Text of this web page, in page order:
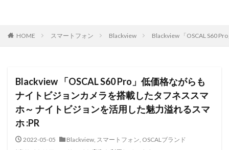
HOME スマートフォン Blackview Blackview 「OSCAL S60
Blackview 「OSCAL S60 Pro」低価格ながらも
ナイトビジョンカメラを搭載したタフネススマ
ホ～ ナイトビジョンを活用した魅力溢れるスマ
ホ :PR
2022-05-05 Blackview, スマートフォン, OSCALブランド